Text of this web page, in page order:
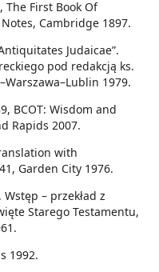
The First Book Of
Cambridge 1897.
Judaicae”.
pod redakcją ks.
1979.
BCOT: Wisdom and
Rapids 2007.
with
Garden City 1976.
– przekład z
Starego Testamentu,
1992.